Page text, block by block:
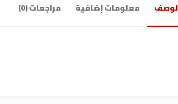
معلومات إضافية مراجعات (0)